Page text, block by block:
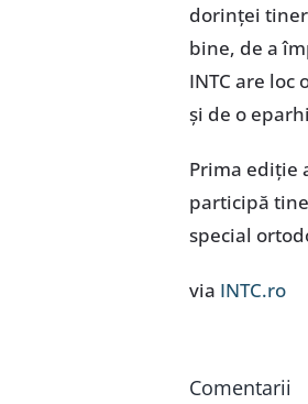
dorinţei
bine, de a
INTC are
şi de o
Prima ediţie
participă
special
via INTC.ro
Comentarii